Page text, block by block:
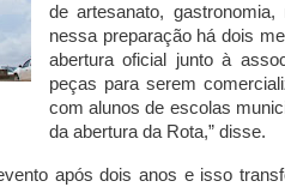
de artesanato,
nessa preparação há dois
abertura oficial junto à
peças para serem
com alunos de escolas
da abertura da Rota,” disse.
após dois anos e isso